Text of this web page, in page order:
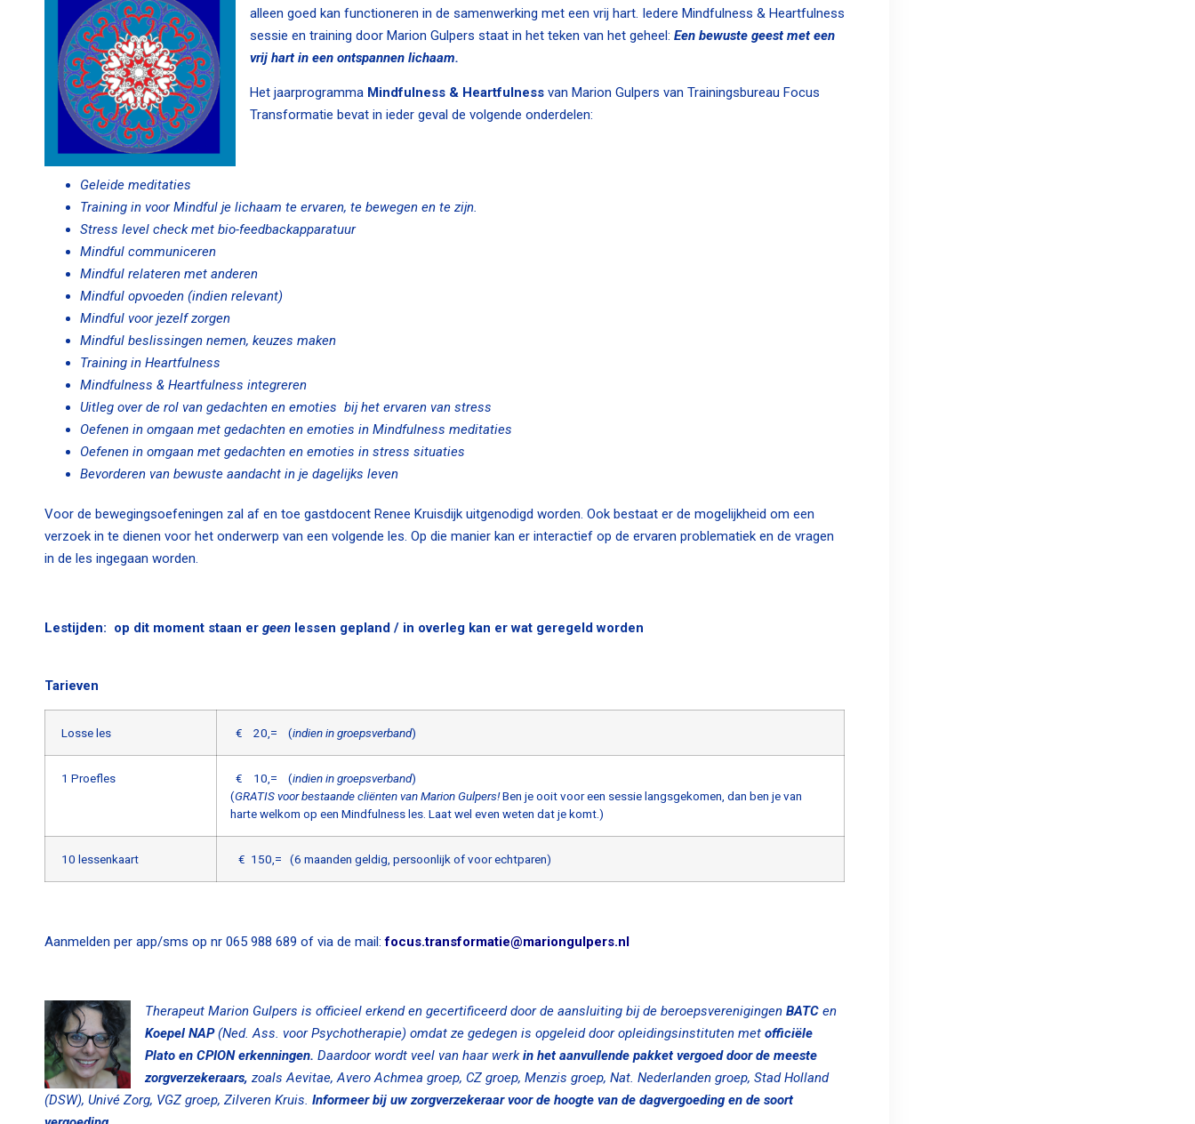
alleen goed kan functioneren in de samenwerking met een vrij hart. Iedere Mindfulness & Heartfulness
sessie en training door Marion Gulpers staat in het teken van het geheel: Een bewuste geest met een
vrij hart in een ontspannen lichaam.
Het jaarprogramma Mindfulness & Heartfulness van Marion Gulpers van Trainingsbureau Focus
Transformatie bevat in ieder geval de volgende onderdelen:
Geleide meditaties
Training in voor Mindful je lichaam te ervaren, te bewegen en te zijn.
Stress level check met bio-feedbackapparatuur
Mindful communiceren
Mindful relateren met anderen
Mindful opvoeden (indien relevant)
Mindful voor jezelf zorgen
Mindful beslissingen nemen, keuzes maken
Training in Heartfulness
Mindfulness & Heartfulness integreren
Uitleg over de rol van gedachten en emoties bij het ervaren van stress
Oefenen in omgaan met gedachten en emoties in Mindfulness meditaties
Oefenen in omgaan met gedachten en emoties in stress situaties
Bevorderen van bewuste aandacht in je dagelijks leven
Voor de bewegingsoefeningen zal af en toe gastdocent Renee Kruisdijk uitgenodigd worden. Ook bestaat er de mogelijkheid om een
verzoek in te dienen voor het onderwerp van een volgende les. Op die manier kan er interactief op de ervaren problematiek en de vragen
in de les ingegaan worden.
Lestijden: op dit moment staan er geen lessen gepland / in overleg kan er wat geregeld worden
Tarieven
Losse les € 20,= (indien in groepsverband)
1 Proefles € 10,= (indien in groepsverband)
(GRATIS voor bestaande cliënten van Marion Gulpers!Ben je ooit voor een sessie langsgekomen, dan ben je van
harte welkom op een Mindfulness les. Laat wel even weten dat je komt.)
10 lessenkaart € 150,= (6 maanden geldig, persoonlijk of voor echtparen)
Aanmelden per app/sms op nr 065 988 689 of via de mail:focus.transformatie@mariongulpers.nl
Therapeut Marion Gulpers is officieel erkend en gecertificeerd door de aansluiting bij de beroepsverenigingen BATC en
Koepel NAP(Ned. Ass. voor Psychotherapie) omdat ze gedegen is opgeleid door opleidingsinstituten met officiële
Plato en CPION erkenningen. Daardoor wordt veel van haar werkin het aanvullende pakket vergoed door de meeste
zorgverzekeraars, zoals Aevitae, Avero Achmea groep, CZ groep, Menzis groep, Nat. Nederlanden groep, Stad Holland
(DSW), Univé Zorg, VGZ groep, Zilveren Kruis. Informeerbij uw zorgverzekeraar voor de hoogte van de dagvergoeding en de soort